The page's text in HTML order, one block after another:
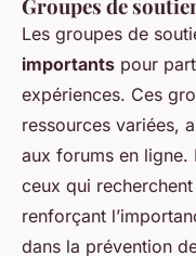
Groupes de
Les groupes de
importants pour
expériences. Ces
ressources variées,
aux forums en ligne.
ceux qui
renforçant
dans la prévention